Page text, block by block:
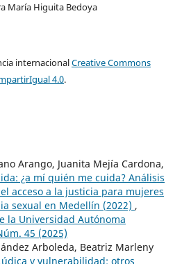
María Higuita Bedoya
internacionalCreative Commons
4.0.
Arango, Juanita Mejía Cardona,
¿a mí quién me cuida? Análisis
acceso a la justicia para mujeres
sexual en Medellín (2022) ,
la Universidad Autónoma
45 (2025)
Arboleda, Beatriz Marleny
y vulnerabilidad: otros